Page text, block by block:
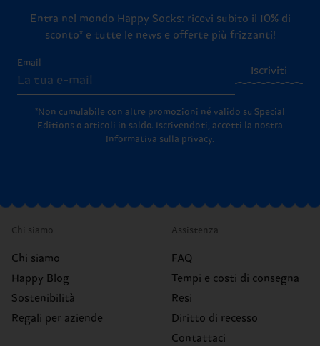
Entra nel mondo Happy Socks: ricevi subito il 10% di
sconto* e tutte le news e offerte più frizzanti!
Email
Iscriviti
*Non cumulabile con altre promozioni né valido su Special
Editions o articoli in saldo.
Iscrivendoti, accetti la nostra
Informativa sulla privacy.
Chi siamo
Chi siamo
Happy Blog
Sostenibilità
Regali per aziende
Assistenza
FAQ
Tempi e costi di consegna
Resi
Diritto di recesso
Contattaci